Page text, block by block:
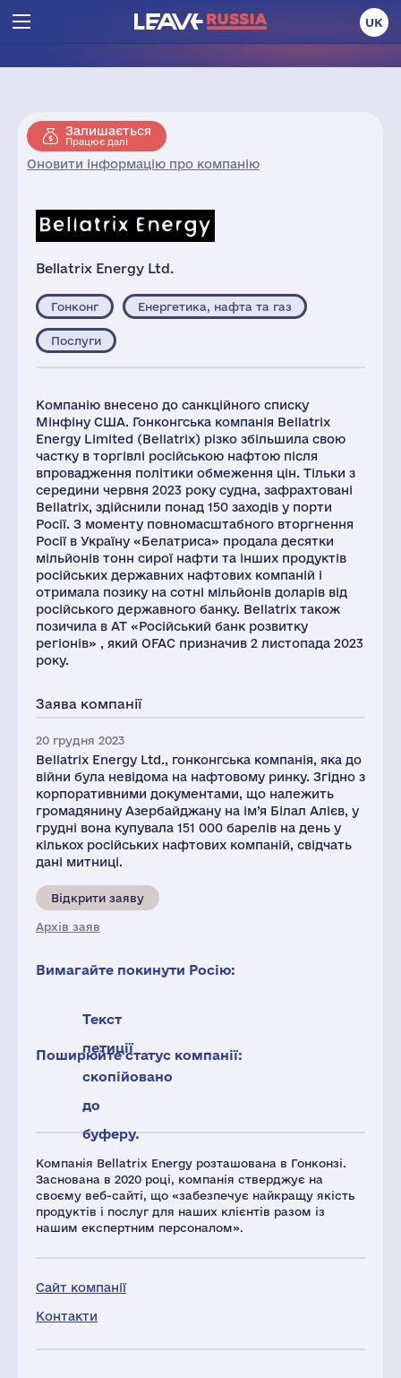
UK
Залишається
Працює далі
Оновити інформацію про компанію
Bellatrix Energy Ltd.
Компанія Bellatrix Energy розташована в Гонконзі.
Заснована в 2020 році, компанія стверджує на
своєму веб-сайті, що «забезпечує найкращу якість
продуктів і послуг для наших клієнтів разом із
нашим експертним персоналом».
Сайт компанії
Контакти
Гонконг Енергетика, нафта та газ
Послуги
Компанію внесено до санкційного списку
Мінфіну США. Гонконгська компанія Bellatrix
Energy Limited (Bellatrix) різко збільшила свою
частку в торгівлі російською нафтою після
впровадження політики обмеження цін. Тільки з
середини червня 2023 року судна, зафрахтовані
Bellatrix, здійснили понад 150 заходів у порти
Росії. З моменту повномасштабного вторгнення
Росії в Україну «Белатриса» продала десятки
мільйонів тонн сирої нафти та інших продуктів
російських державних нафтових компаній і
отримала позику на сотні мільйонів доларів від
російського державного банку. Bellatrix також
позичила в АТ «Російський банк розвитку
регіонів» , який OFAC призначив 2 листопада 2023
року.
Заява компанії
20 грудня 2023
Bellatrix Energy Ltd., гонконгська компанія, яка до
війни була невідома на нафтовому ринку. Згідно з
корпоративними документами, що належить
громадянину Азербайджану на ім’я Білал Алієв, у
грудні вона купувала 151 000 барелів на день у
кількох російських нафтових компаній, свідчать
дані митниці.
Відкрити заяву
Архів заяв
Вимагайте покинути Росію:
Текст
петиції
скопійовано
до
буферу.
Поширюйте статус компанії: